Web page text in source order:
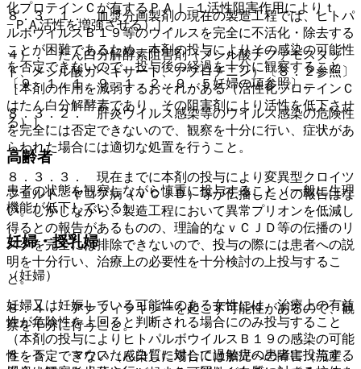
化プロテインＣが有するＰＡＩ−１活性阻害作用によりｔ
−ＰＡ活性を増強させる）］。
４）． たん白分解酵素阻害剤（メシル酸ナファモスタッ
ト、メシル酸ガベキサート、アプロチニン）〔８．２参照〕
［本剤の作用を減弱するおそれがある（活性化プロテインＣ
はたん白分解酵素であり、その阻害剤により活性を低下させ
る）］。
高齢者
患者の状態を観察しながら慎重に投与すること（一般に生理
機能が低下している）。
妊婦・授乳婦
（妊婦）
妊婦又は妊娠している可能性のある女性には、治療上の有益
性が危険性を上回ると判断される場合にのみ投与すること
（本剤の投与によりヒトパルボウイルスＢ１９の感染の可能
性を否定できない（感染した場合には胎児への障害（流産、
８．３．１． 血漿分画製剤の現在の製造工程では、ヒトパ
ルボウイルスＢ１９等のウイルスを完全に不活化・除去する
ことが困難であるため、本剤の投与によりその感染の可能性
を否定できないので、投与後の経過を十分に観察すること
〔９．１．１、９．１．２、９．５妊婦の項参照〕。
８．３．２． 肝炎ウイルス感染等のウイルス感染の危険性
を完全には否定できないので、観察を十分に行い、症状があ
らわれた場合には適切な処置を行うこと。
８．３．３． 現在までに本剤の投与により変異型クロイツ
フェルト・ヤコブ病（ｖＣＪＤ）等が伝播したとの報告はな
い。しかしながら、製造工程において異常プリオンを低減し
得るとの報告があるものの、理論的なｖＣＪＤ等の伝播のリ
スクを完全には排除できないので、投与の際には患者への説
明を十分行い、治療上の必要性を十分検討の上投与するこ
と。
８．４． アナフィラキシーを起こす可能性があるので、観
察を十分に行うこと。
８．５． マウスたん白質に対して過敏症の患者に投与する